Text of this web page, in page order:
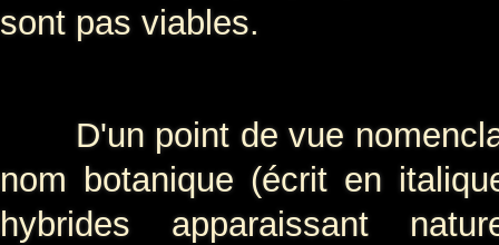
sont pas viables.
D'un point de vue
nom botanique (écrit en
hybrides apparaissant